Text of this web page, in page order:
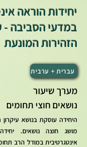
יחידות הוראה
במדעי הסביבה -
הזהירות המונעת
עברית + ערבית
מערך שיעור
נושאים חוצי תחומים
היחידה עוסקת בנושא
מושג חוצה נושאים.
אינטגרטיבית במודל הרב